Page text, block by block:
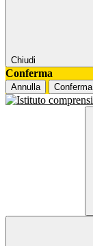
Chiudi
Conferma
Annulla Conferma